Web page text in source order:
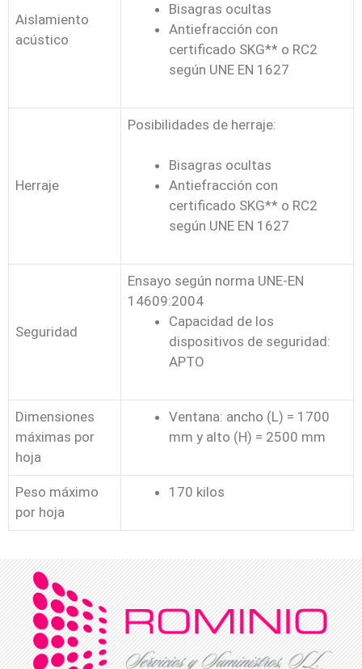
Aislamiento
acústico
Bisagras ocultas
Antiefracción con
certificado SKG** o RC2
según UNE EN 1627
Herraje
Posibilidades de herraje:
Bisagras ocultas
Antiefracción con
certificado SKG** o RC2
según UNE EN 1627
Seguridad
Ensayo según norma UNE-EN
14609:2004
Capacidad de los
dispositivos de seguridad:
APTO
Dimensiones
máximas por
hoja
Ventana: ancho (L) = 1700
mm y alto (H) = 2500 mm
Peso máximo
por hoja
170 kilos